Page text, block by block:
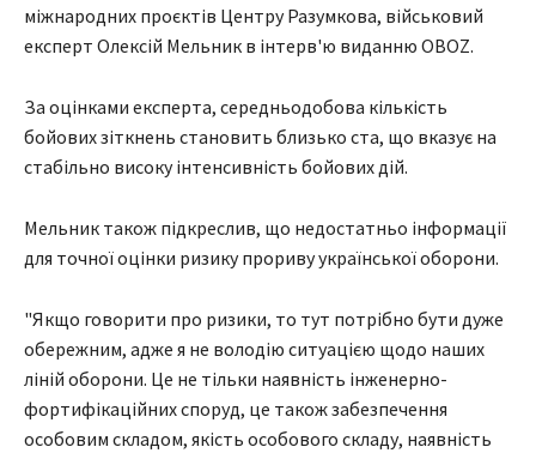
міжнародних проєктів Центру Разумкова, військовий
експерт Олексій Мельник в інтерв'ю виданню OBOZ.
За оцінками експерта, середньодобова кількість
бойових зіткнень становить близько ста, що вказує на
стабільно високу інтенсивність бойових дій.
Мельник також підкреслив, що недостатньо інформації
для точної оцінки ризику прориву української оборони.
"Якщо говорити про ризики, то тут потрібно бути дуже
обережним, адже я не володію ситуацією щодо наших
ліній оборони. Це не тільки наявність інженерно-
фортифікаційних споруд, це також забезпечення
особовим складом, якість особового складу, наявність